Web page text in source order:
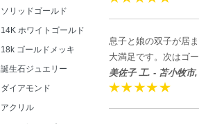
ソリッドゴールド
14K ホワイトゴールド
18k ゴールドメッキ
誕生石ジュエリー
ダイアモンド
アクリル
息子と娘の双子が居
大満足です。次はゴ
美佐子 工. - 苫小牧市